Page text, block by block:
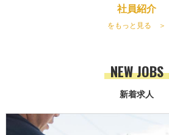
社員紹介
をもっと見る ＞
新着求人
NEW JOBS